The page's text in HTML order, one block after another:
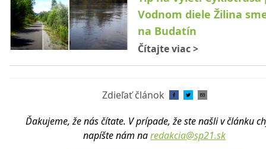
Vodnom diele Žilina
na Budatín
Čítajte viac>
Zdieľať článok
Ďakujeme, že nás čítate. V prípade, že ste našli v článku
napíšte nám naredakcia@sp21.sk